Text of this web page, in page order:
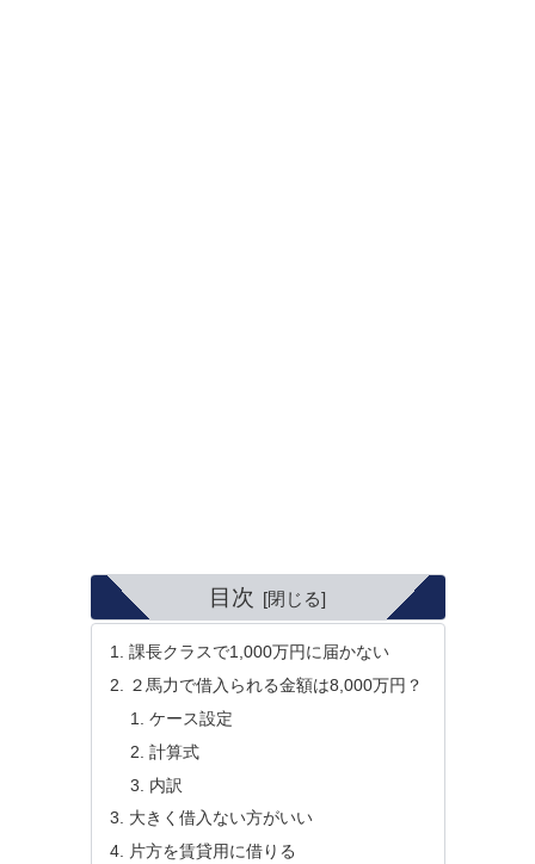
目次
課長クラスで1,000万円に届かない
２馬力で借入られる金額は8,000万円？
ケース設定
計算式
内訳
大きく借入ない方がいい
片方を賃貸用に借りる